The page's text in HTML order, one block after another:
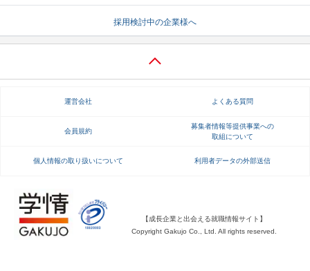
就活ノウハウが満載！ お役立ち記事・相談室など
適職診断 就活チャンネル
採用検討中の企業様へ
運営会社 よくある質問
会員規約
募集者情報等提供事業への
取組について
個人情報の取り扱いについて 利用者データの外部送信
【成長企業と出会える就職情報サイト】
Copyright Gakujo Co., Ltd. All rights reserved.